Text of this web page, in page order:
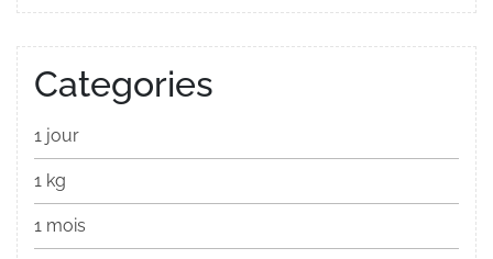
Categories
1 jour
1 kg
1 mois